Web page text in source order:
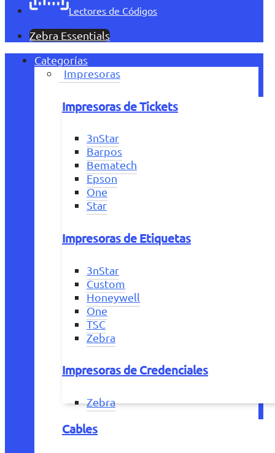
Lectores de Códigos
Zebra Essentials
Categorías
Impresoras
Impresoras de Tickets
3nStar
Barpos
Bematech
Epson
One
Star
Impresoras de Etiquetas
3nStar
Custom
Honeywell
One
TSC
Zebra
Impresoras de Credenciales
Zebra
Cables